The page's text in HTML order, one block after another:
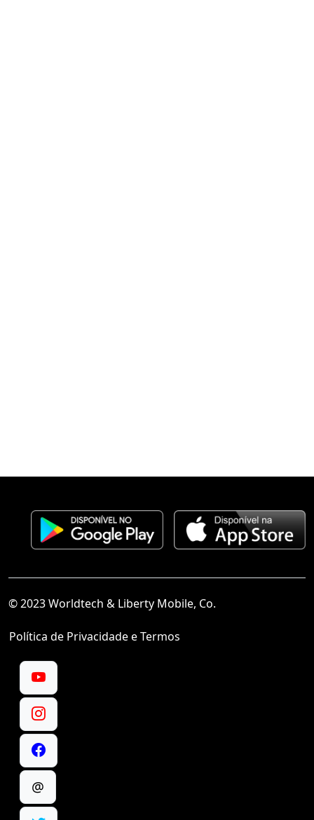
© 2023 Worldtech & Liberty Mobile, Co.
Política de Privacidade e Termos
@